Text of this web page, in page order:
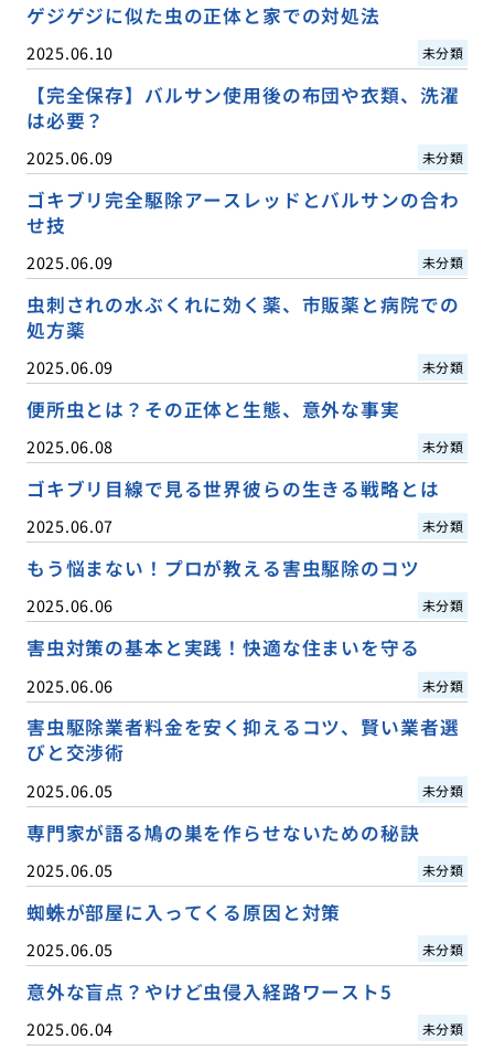
ゲジゲジに似た虫の正体と家での対処法
2025.06.10 未分類
【完全保存】バルサン使用後の布団や衣類、洗濯
は必要？
2025.06.09 未分類
ゴキブリ完全駆除アースレッドとバルサンの合わ
せ技
2025.06.09 未分類
虫刺されの水ぶくれに効く薬、市販薬と病院での
処方薬
2025.06.09 未分類
便所虫とは？その正体と生態、意外な事実
2025.06.08 未分類
ゴキブリ目線で見る世界彼らの生きる戦略とは
2025.06.07 未分類
もう悩まない！プロが教える害虫駆除のコツ
2025.06.06 未分類
害虫対策の基本と実践！快適な住まいを守る
2025.06.06 未分類
害虫駆除業者料金を安く抑えるコツ、賢い業者選
びと交渉術
2025.06.05 未分類
専門家が語る鳩の巣を作らせないための秘訣
2025.06.05 未分類
蜘蛛が部屋に入ってくる原因と対策
2025.06.05 未分類
意外な盲点？やけど虫侵入経路ワースト5
2025.06.04 未分類